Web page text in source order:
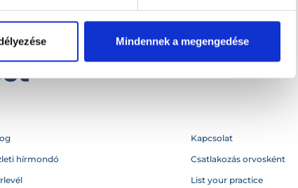
Mindennek a megengedése
hírmondó
Kapcsolat
Csatlakozás orvosként
List your practice